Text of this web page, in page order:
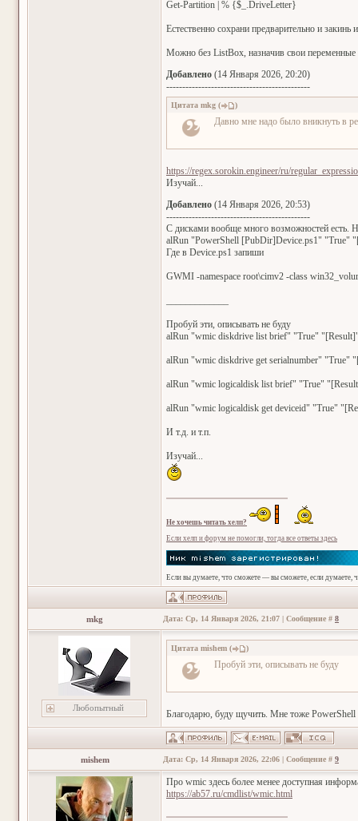
Get-Partition | % {$_.DriveLetter}
Естественно сохрани предварительно и закинь
Можно без ListBox, назначив свои переменные
Добавлено (14 Января 2026, 20:20)
---------------------------------------------
Цитата mkg ( )
Давно мне надо было вникнуть в
https://regex.sorokin.engineer/ru/
Изучай...
Добавлено (14 Января 2026, 20:53)
---------------------------------------------
С дисками вообще много возможностей есть.
alRun "PowerShell [PubDir]Device.ps1" "True"
Где в Device.ps1 запиши
GWMI -namespace root\cimv2 -class
Пробуй эти, описывать не буду
alRun "wmic diskdrive list brief" "True"
alRun "wmic diskdrive get serialnumber"
alRun "wmic logicaldisk list brief" "True"
alRun "wmic logicaldisk get deviceid" "True"
И т.д. и т.п.
Изучай...
Не хочешь читать хелп?
Если хелп и форум не помогли, тогда все ответы здесь
Если вы думаете, что сможете — вы сможете, если думаете,
mkg Дата: Ср, 14 Января 2026, 21:07 | Сообщение # 8
Любопытный
Цитата mishem ( )
Пробуй эти, описывать не буду
Благодарю, буду щучить. Мне тоже
mishem Дата: Ср, 14 Января 2026, 22:06 | Сообщение # 9
Про wmic здесь более менее доступная
https://ab57.ru/cmdlist/wmic.html